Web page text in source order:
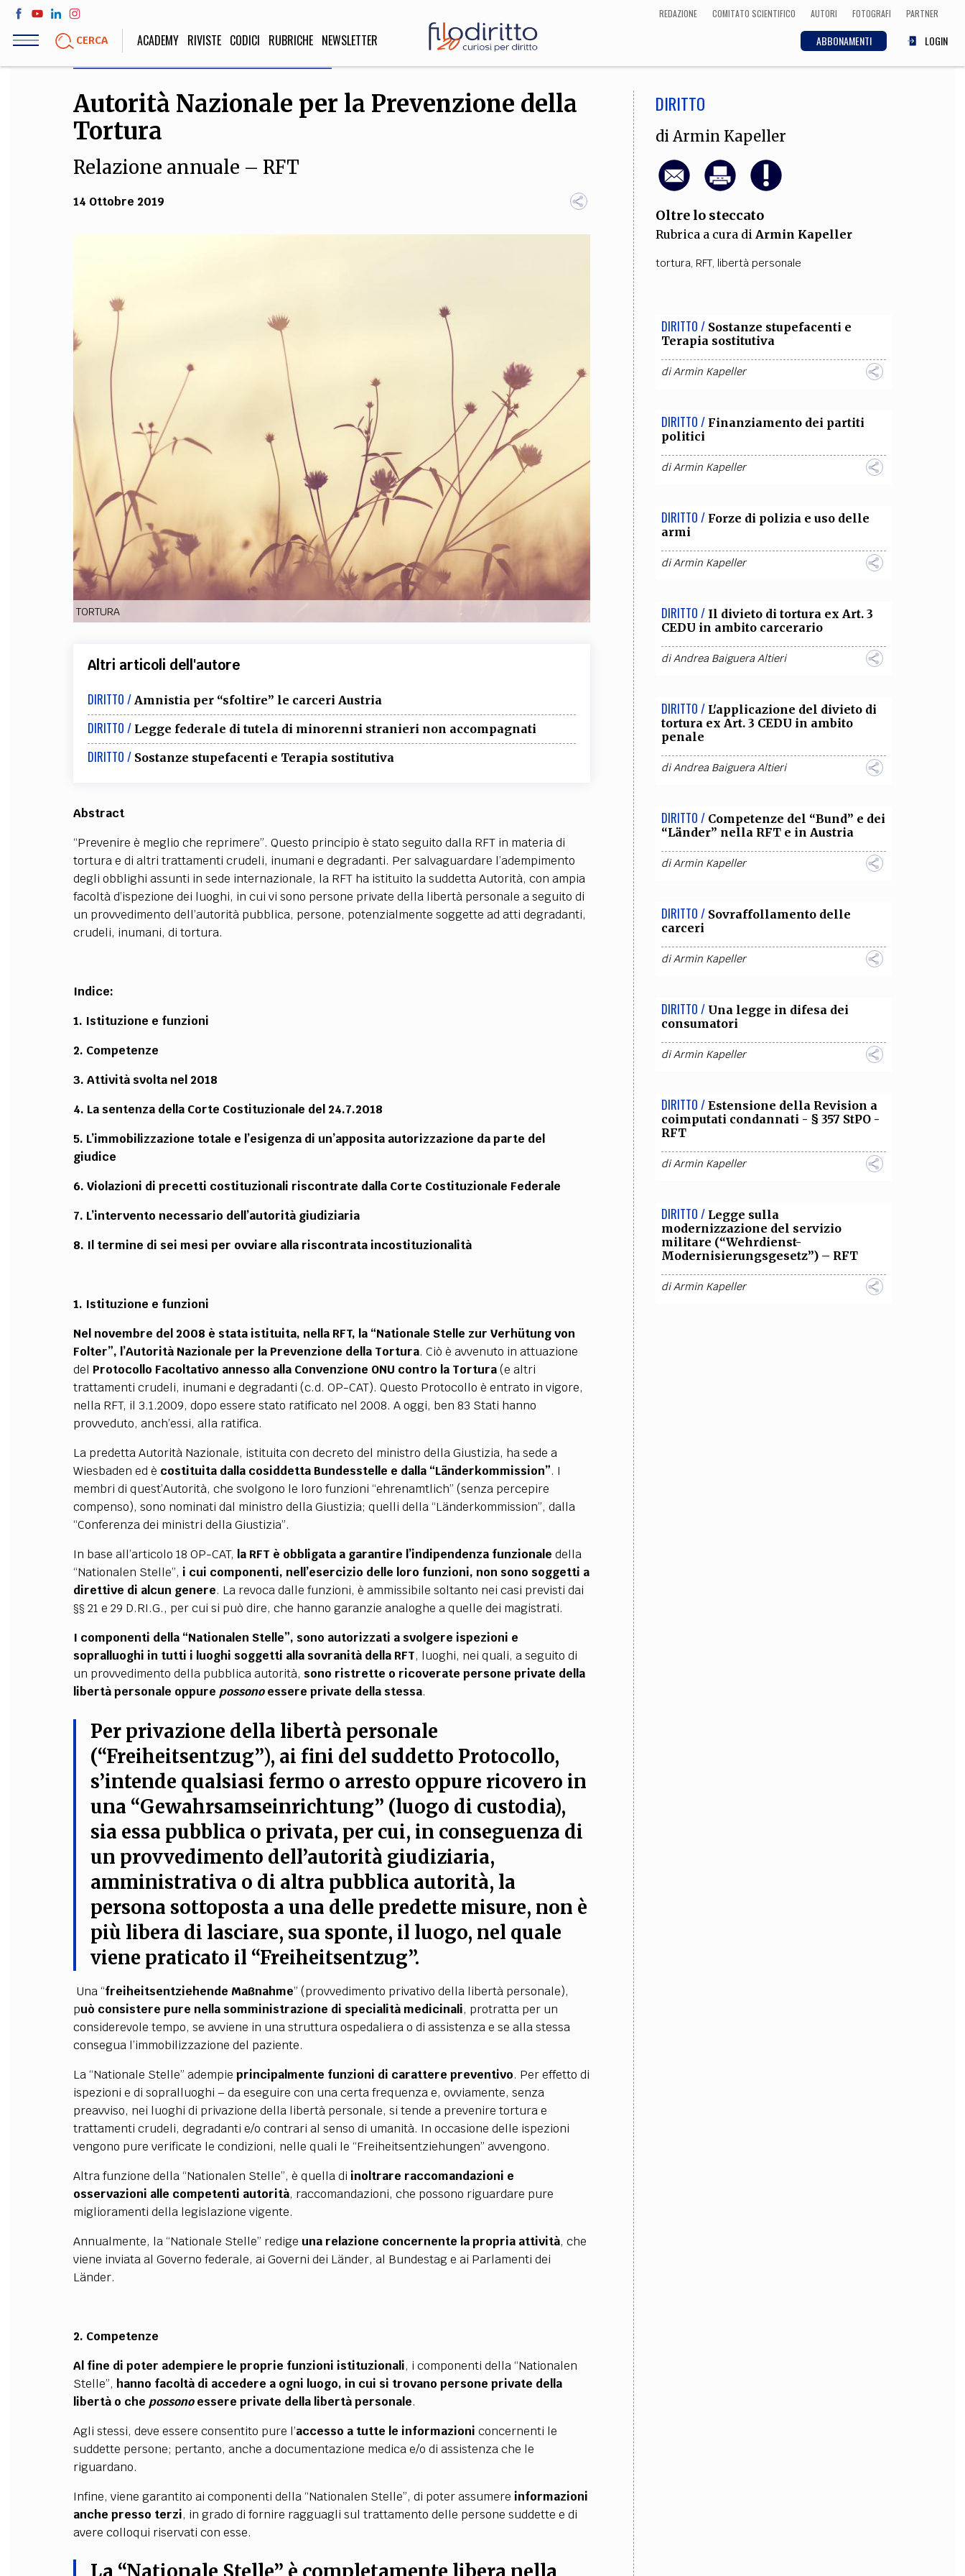
Salta
contenuto
REDAZIONE COMITATO SCIENTIFICO AUTORI FOTOGRAFI PARTNER
CERCA ABBONAMENTI LOGIN
ACADEMY RIVISTE CODICI RUBRICHE NEWSLETTER
LIFE STYLE
Sport, Cucina, Viaggi,
SOCIETÀ ECONOMIA
STORIA E FILOSOFIA INNOVAZIONE CULTURA
Arte, Cinema, Musica,
Letteratura
FILODIRITTO COLLABORA CON NOI
EXTRA
CODICI PROCEEDINGS PUBBLICITÀ
SOCIAL MEDIA
Autorità Nazionale per la Prevenzione della
Tortura
Relazione annuale – RFT
14 Ottobre 2019
TORTURA
Altri articoli dell'autore
DIRITTO / Amnistia per “sfoltire” le carceri Austria
DIRITTO / Legge federale di tutela di minorenni stranieri non accompagnati
DIRITTO / Sostanze stupefacenti e Terapia sostitutiva
Abstract
“Prevenire è meglio che reprimere”. Questo principio è stato seguito dalla RFT in materia di
tortura e di altri trattamenti crudeli, inumani e degradanti. Per salvaguardare l’adempimento
degli obblighi assunti in sede internazionale, la RFT ha istituito la suddetta Autorità, con ampia
facoltà d’ispezione dei luoghi, in cui vi sono persone private della libertà personale a seguito di
un provvedimento dell’autorità pubblica, persone, potenzialmente soggette ad atti degradanti,
crudeli, inumani, di tortura.
Indice:
1. Istituzione e funzioni
2. Competenze
3. Attività svolta nel 2018
4. La sentenza della Corte Costituzionale del 24.7.2018
5. L’immobilizzazione totale e l’esigenza di un’apposita autorizzazione da parte del
giudice
6. Violazioni di precetti costituzionali riscontrate dalla Corte Costituzionale Federale
7. L’intervento necessario dell’autorità giudiziaria
8. Il termine di sei mesi per ovviare alla riscontrata incostituzionalità
1. Istituzione e funzioni
Nel novembre del 2008 è stata istituita, nella RFT, la “Nationale Stelle zur Verhütung von
Folter”, l’Autorità Nazionale per la Prevenzione della Tortura. Ciò è avvenuto in attuazione
del Protocollo Facoltativo annesso alla Convenzione ONU contro la Tortura(e altri
trattamenti crudeli, inumani e degradanti (c.d. OP-CAT). Questo Protocollo è entrato in vigore,
nella RFT, il 3.1.2009, dopo essere stato ratificato nel 2008. A oggi, ben 83 Stati hanno
provveduto, anch’essi, alla ratifica.
La predetta Autorità Nazionale, istituita con decreto del ministro della Giustizia, ha sede a
Wiesbaden ed è costituita dalla cosiddetta Bundesstelle e dalla “Länderkommission”. I
membri di quest’Autorità, che svolgono le loro funzioni “ehrenamtlich” (senza percepire
compenso), sono nominati dal ministro della Giustizia; quelli della “Länderkommission”, dalla
“Conferenza dei ministri della Giustizia”.
In base all’articolo 18 OP-CAT, la RFT è obbligata a garantire l’indipendenza funzionale della
“Nationalen Stelle”, i cui componenti, nell’esercizio delle loro funzioni, non sono soggetti a
direttive di alcun genere. La revoca dalle funzioni, è ammissibile soltanto nei casi previsti dai
§§ 21 e 29 D.RI.G., per cui si può dire, che hanno garanzie analoghe a quelle dei magistrati.
I componenti della “Nationalen Stelle”, sono autorizzati a svolgere ispezioni e
sopralluoghi in tutti i luoghi soggetti alla sovranità della RFT, luoghi, nei quali, a seguito di
un provvedimento della pubblica autorità, sono ristrette o ricoverate persone private della
libertà personale oppure possonoessere private della stessa.
Per privazione della libertà personale
(“Freiheitsentzug”), ai fini del suddetto Protocollo,
s’intende qualsiasi fermo o arresto oppure ricovero in
una “Gewahrsamseinrichtung” (luogo di custodia),
sia essa pubblica o privata, per cui, in conseguenza di
un provvedimento dell’autorità giudiziaria,
amministrativa o di altra pubblica autorità, la
persona sottoposta a una delle predette misure, non è
più libera di lasciare, sua sponte, il luogo, nel quale
viene praticato il “Freiheitsentzug”.
Una “freiheitsentziehende Maßnahme” (provvedimento privativo della libertà personale),
può consistere pure nella somministrazione di specialità medicinali, protratta per un
considerevole tempo, se avviene in una struttura ospedaliera o di assistenza e se alla stessa
consegua l’immobilizzazione del paziente.
La “Nationale Stelle” adempie principalmente funzioni di carattere preventivo. Per effetto di
ispezioni e di sopralluoghi – da eseguire con una certa frequenza e, ovviamente, senza
preavviso, nei luoghi di privazione della libertà personale, si tende a prevenire tortura e
trattamenti crudeli, degradanti e/o contrari al senso di umanità. In occasione delle ispezioni
vengono pure verificate le condizioni, nelle quali le “Freiheitsentziehungen” avvengono.
Altra funzione della “Nationalen Stelle”, è quella di inoltrare raccomandazioni e
osservazioni alle competenti autorità, raccomandazioni, che possono riguardare pure
miglioramenti della legislazione vigente.
Annualmente, la “Nationale Stelle” redige una relazione concernente la propria attività, che
viene inviata al Governo federale, ai Governi dei Länder, al Bundestag e ai Parlamenti dei
Länder.
2. Competenze
Al fine di poter adempiere le proprie funzioni istituzionali, i componenti della “Nationalen
Stelle”, hanno facoltà di accedere a ogni luogo, in cui si trovano persone private della
libertà o che possonoessere private della libertà personale.
Agli stessi, deve essere consentito pure l’accesso a tutte le informazioni concernenti le
suddette persone; pertanto, anche a documentazione medica e/o di assistenza che le
riguardano.
Infine, viene garantito ai componenti della “Nationalen Stelle”, di poter assumere informazioni
anche presso terzi, in grado di fornire ragguagli sul trattamento delle persone suddette e di
avere colloqui riservati con esse.
DIRITTO
di Armin Kapeller
Oltre lo steccato
Rubrica a cura di Armin Kapeller
tortura, RFT, libertà personale
DIRITTO / Sostanze stupefacenti e
Terapia sostitutiva
diArmin Kapeller
DIRITTO / Finanziamento dei partiti
politici
diArmin Kapeller
DIRITTO / Forze di polizia e uso delle
armi
diArmin Kapeller
DIRITTO / Il divieto di tortura ex Art. 3
CEDU in ambito carcerario
diAndrea Baiguera Altieri
DIRITTO / L'applicazione del divieto di
tortura ex Art. 3 CEDU in ambito
penale
diAndrea Baiguera Altieri
DIRITTO / Competenze del “Bund” e dei
“Länder” nella RFT e in Austria
diArmin Kapeller
DIRITTO / Sovraffollamento delle
carceri
diArmin Kapeller
DIRITTO / Una legge in difesa dei
consumatori
diArmin Kapeller
DIRITTO / Estensione della Revision a
coimputati condannati - § 357 StPO -
RFT
diArmin Kapeller
DIRITTO / Legge sulla
modernizzazione del servizio
militare (“Wehrdienst-
Modernisierungsgesetz”) – RFT
diArmin Kapeller